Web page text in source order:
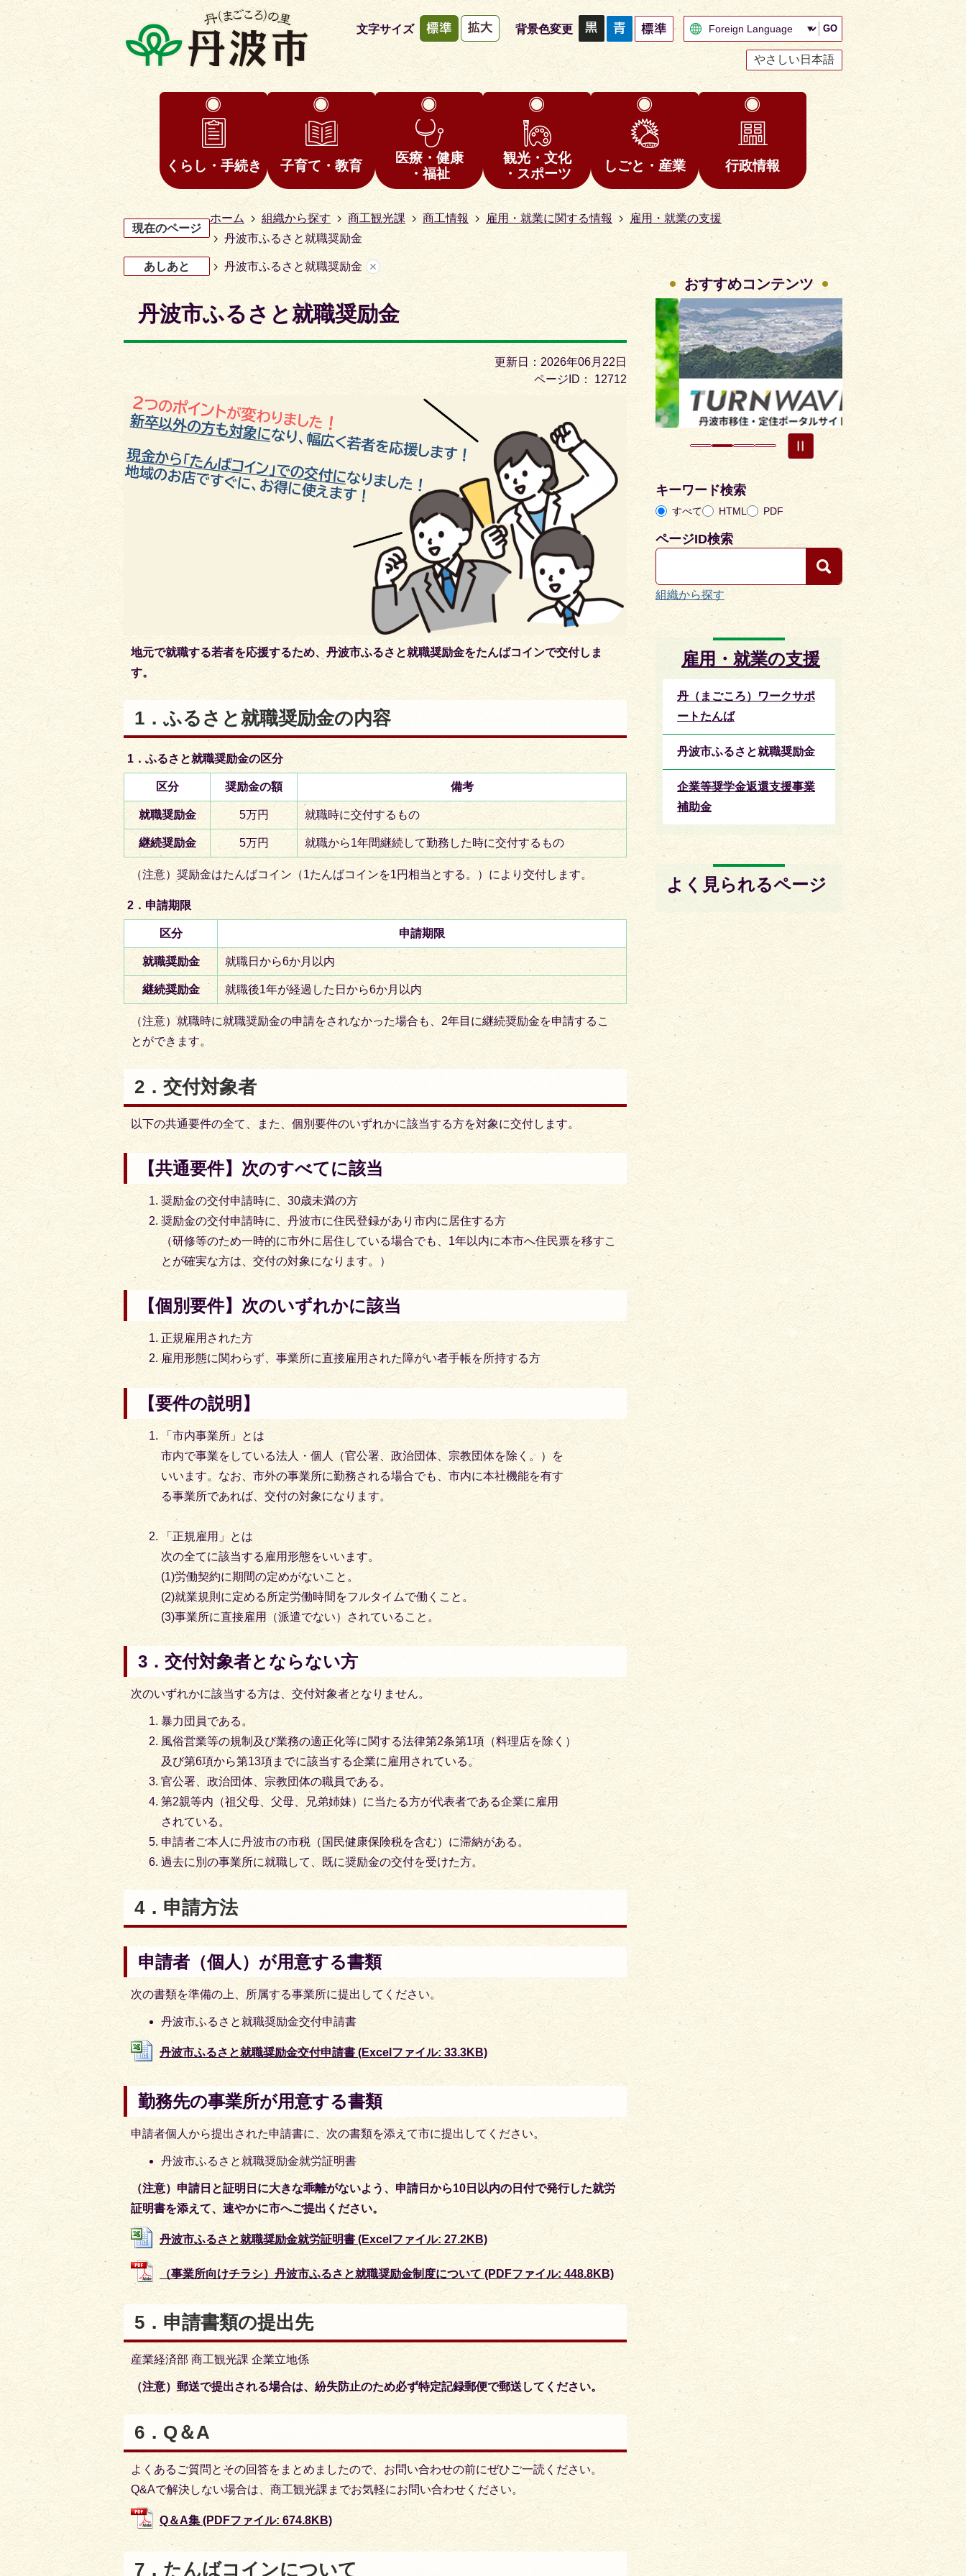
文字サイズ 背景色変更 GO
やさしい日本語
くらし・手続き 子育て・教育
医療・健康
・福祉
観光・文化
・スポーツ
しごと・産業 行政情報
現在のページ
ホーム 組織から探す 商工観光課 商工情報 雇用・就業に関する情報
雇用・就業の支援
丹波市ふるさと就職奨励金
あしあと 丹波市ふるさと就職奨励金
丹波市ふるさと就職奨励金
更新日：2026年06月22日
ページID：
12712
地元で就職する若者を応援するため、丹波市ふるさと就職奨励金をたんばコインで交付しま
す。
1．ふるさと就職奨励金の内容
1．ふるさと就職奨励金の区分
区分 奨励金の額 備考
就職奨励金 5万円 就職時に交付するもの
継続奨励金 5万円 就職から1年間継続して勤務した時に交付するもの
（注意）奨励金はたんばコイン（1たんばコインを1円相当とする。）により交付します。
2．申請期限
区分 申請期限
就職奨励金 就職日から6か月以内
継続奨励金 就職後1年が経過した日から6か月以内
（注意）就職時に就職奨励金の申請をされなかった場合も、2年目に継続奨励金を申請するこ
とができます。
2．交付対象者
以下の共通要件の全て、また、個別要件のいずれかに該当する方を対象に交付します。
【共通要件】 次のすべてに該当
奨励金の交付申請時に、30歳未満の方
奨励金の交付申請時に、丹波市に住民登録があり市内に居住する方
（研修等のため一時的に市外に居住している場合でも、1年以内に本市へ住民票を移すこ
とが確実な方は、交付の対象になります。）
【個別要件】 次のいずれかに該当
正規雇用された方
雇用形態に関わらず、事業所に直接雇用された障がい者手帳を所持する方
【要件の説明】
「市内事業所」とは
市内で事業をしている法人・個人（官公署、政治団体、宗教団体を除く。）を
いいます。なお、市外の事業所に勤務される場合でも、市内に本社機能を有す
る事業所であれば、交付の対象になります。
「正規雇用」とは
次の全てに該当する雇用形態をいいます。
(1)労働契約に期間の定めがないこと。
(2)就業規則に定める所定労働時間をフルタイムで働くこと。
(3)事業所に直接雇用（派遣でない）されていること。
3．交付対象者とならない方
次のいずれかに該当する方は、交付対象者となりません。
暴力団員である。
風俗営業等の規制及び業務の適正化等に関する法律第2条第1項（料理店を除く）
及び第6項から第13項までに該当する企業に雇用されている。
官公署、政治団体、宗教団体の職員である。
第2親等内（祖父母、父母、兄弟姉妹）に当たる方が代表者である企業に雇用
されている。
申請者ご本人に丹波市の市税（国民健康保険税を含む）に滞納がある。
過去に別の事業所に就職して、既に奨励金の交付を受けた方。
4．申請方法
申請者（個人）が用意する書類
次の書類を準備の上、所属する事業所に提出してください。
丹波市ふるさと就職奨励金交付申請書
丹波市ふるさと就職奨励金交付申請書 (Excelファイル: 33.3KB)
勤務先の事業所が用意する書類
申請者個人から提出された申請書に、次の書類を添えて市に提出してください。
丹波市ふるさと就職奨励金就労証明書
（注意）申請日と証明日に大きな乖離がないよう、申請日から10日以内の日付で発行した就労
証明書を添えて、速やかに市へご提出ください。
丹波市ふるさと就職奨励金就労証明書 (Excelファイル: 27.2KB)
（事業所向けチラシ）丹波市ふるさと就職奨励金制度について (PDFファイル: 448.8KB)
5．申請書類の提出先
産業経済部 商工観光課 企業立地係
（注意）郵送で提出される場合は、紛失防止のため必ず特定記録郵便で郵送してください。
6．Q＆A
よくあるご質問とその回答をまとめましたので、お問い合わせの前にぜひご一読ください。
Q&Aで解決しない場合は、商工観光課までお気軽にお問い合わせください。
Q＆A集 (PDFファイル: 674.8KB)
7．たんばコインについて
おすすめコンテンツ
枚
ス
4
枚
の
ス
イ
2
枚
目
の
ス
ラ
イ
3
枚
目
ラ
キーワード検索
すべて HTML PDF
ページID検索
組織から探す
雇用・就業の支援
丹（まごころ）ワークサポ
ートたんば
丹波市ふるさと就職奨励金
企業等奨学金返還支援事業
補助金
よく見られるページ